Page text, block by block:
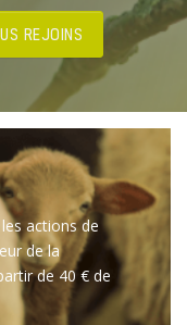
REJOINS
actions de
de la
de 40 € de